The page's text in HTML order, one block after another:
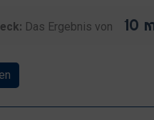
Das Ergebnis von